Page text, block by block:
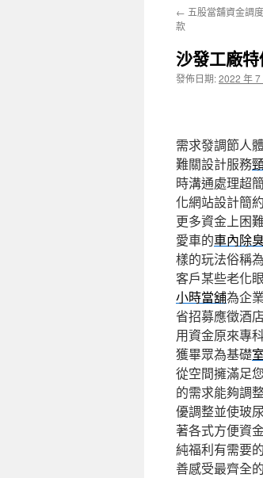
內
← 五股當舖資金調
款
沙發工廠
發佈日期:2022 年 7
需求發調節人
難關設計服務
時溝通處理超
化網站設計簡
更多資金上困
愛車的車內除
樣的玩法俗稱
客戶某些老化
小時當舖為企
省招募應徵酒
用資金原來專
獲畢眾為基礎
從空間擁滿足
的需求能夠調
優調整並使玻
著各式方便資
純福利有需要
善感受最齊全的